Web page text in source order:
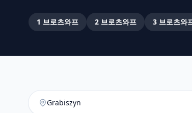
1 브로츠와프 2 브로츠와프 3 브로츠와